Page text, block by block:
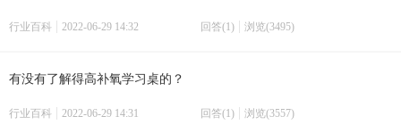
行业百科 2022-06-29 14:32 回答(1) 浏览(3495)
有没有了解得高补氧学习桌的？
行业百科 2022-06-29 14:31 回答(1) 浏览(3557)